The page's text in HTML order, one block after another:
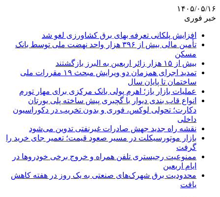
۱۴۰۵/۰۵/۱۶
خبر فوری
افزایش پلکانی تعرفه بهای برق کشاورزی لغو شد
تأمین مالی بیش از ۳۹۶ هزار واحد نهضت ملی توسط بانک
مسکن
بیش از ۱۵ هزار زائر اربعین به البرز بازگشتند
تمدید اجرای همزمان دو ویرایش مبحث ۱۹ مقررات ملی
ساختمان تا پایان سال
عملیات بازار باز؛ اهرم پولی بانک مرکزی برای مهار تورم
انواع قاب بندی دیوار با گچبری پیش ساخته پلی یورتان
دکارت؛ تحولی لوکس، فوری و بدون تخریب در دکوراسیون
داخلی
نقشه راه جدید جهش صادرات غیرنفتی تدوین می‌شود
بازار موتورسیکلت در مسیر صعود قیمت؛ تعمیر جای خرید را
گرفت
ممنوعیت رجیستری تلفن همراه و خروج برخی خودروها در
ایام اربعین
محدودیت برق شهرک‌های صنعتی به یک روز در هفته کاهش
یافت